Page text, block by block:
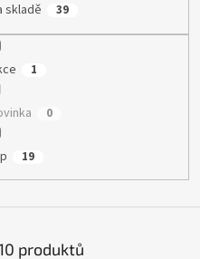
skladě 39
1
0
19
produktů